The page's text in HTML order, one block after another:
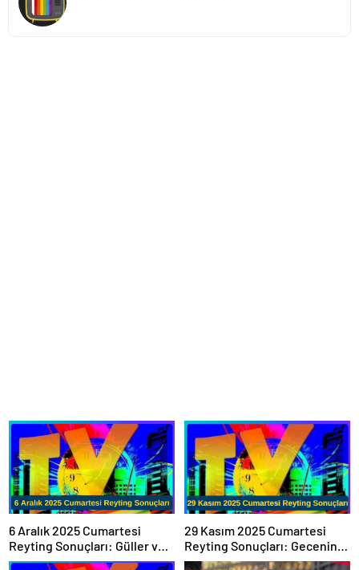
6 Aralık 2025 Cumartesi
Reyting Sonuçları: Güller ve
Günahlar Zirvede!
29 Kasım 2025 Cumartesi
Reyting Sonuçları: Gecenin
Lideri Kim Oldu?